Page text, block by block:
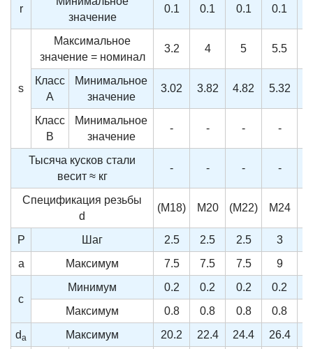
r
значение
0.1 0.1 0.1 0.1
s
Максимальное
значение = номинал
3.2 4 5 5.5
Класс
A
Минимальное
значение
3.02 3.82 4.82 5.32
Класс
B
Минимальное
значение
- - - -
Тысяча кусков стали
весит ≈ кг
- - - -
Спецификация резьбы
d
(M18) M20 (M22) M24
P Шаг 2.5 2.5 2.5
3
a
Максимум 7.5 7.5 7.5 9
c
Минимум 0.2 0.2 0.2 0.2
Максимум
0.8 0.8 0.8 0.8
da Максимум 20.2 22.4 24.4 26.4